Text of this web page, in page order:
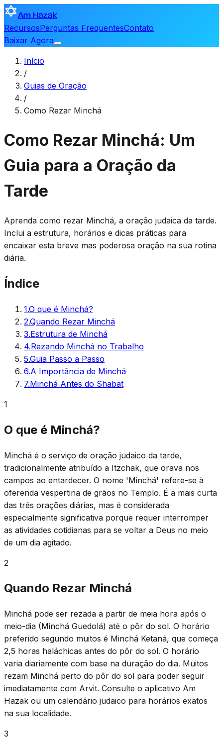
Am Hazak
RecursosPerguntas FrequentesContato
Baixar Agora
Início
/
Guias de Oração
/
Como Rezar Minchá
Como Rezar Minchá: Um
Guia para a Oração da
Tarde
Aprenda como rezar Minchá, a oração judaica da tarde.
Inclui a estrutura, horários e dicas práticas para
encaixar esta breve mas poderosa oração na sua rotina
diária.
Índice
1.O que é Minchá?
2.Quando Rezar Minchá
3.Estrutura de Minchá
4.Rezando Minchá no Trabalho
5.Guia Passo a Passo
6.A Importância de Minchá
7.Minchá Antes do Shabat
1
O que é Minchá?
Minchá é o serviço de oração judaico da tarde,
tradicionalmente atribuído a Itzchak, que orava nos
campos ao entardecer. O nome 'Minchá' refere-se à
oferenda vespertina de grãos no Templo. É a mais curta
das três orações diárias, mas é considerada
especialmente significativa porque requer interromper
as atividades cotidianas para se voltar a Deus no meio
de um dia agitado.
2
Quando Rezar Minchá
Minchá pode ser rezada a partir de meia hora após o
meio-dia (Minchá Guedolá) até o pôr do sol. O horário
preferido segundo muitos é Minchá Ketaná, que começa
2,5 horas haláchicas antes do pôr do sol. O horário
varia diariamente com base na duração do dia. Muitos
rezam Minchá perto do pôr do sol para poder seguir
imediatamente com Arvit. Consulte o aplicativo Am
Hazak ou um calendário judaico para horários exatos
na sua localidade.
3